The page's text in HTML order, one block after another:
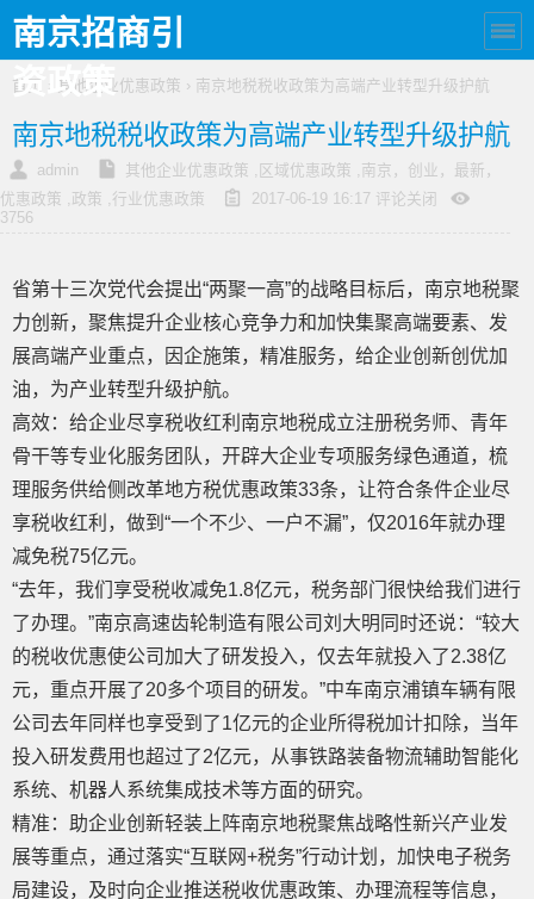
南京招商引
资政策
首页 › 其他企业优惠政策 › 南京地税税收政策为高端产业转型升级护航
南京地税税收政策为高端产业转型升级护航
admin 其他企业优惠政策 , 区域优惠政策 , 南京，创业，最新，
优惠政策 , 政策 , 行业优惠政策 2017-06-19 16:17 评论关闭
3756
省第十三次党代会提出“两聚一高”的战略目标后，南京地税聚
力创新，聚焦提升企业核心竞争力和加快集聚高端要素、发
展高端产业重点，因企施策，精准服务，给企业创新创优加
油，为产业转型升级护航。
高效：给企业尽享税收红利南京地税成立注册税务师、青年
骨干等专业化服务团队，开辟大企业专项服务绿色通道，梳
理服务供给侧改革地方税优惠政策33条，让符合条件企业尽
享税收红利，做到“一个不少、一户不漏”，仅2016年就办理
减免税75亿元。
“去年，我们享受税收减免1.8亿元，税务部门很快给我们进行
了办理。”南京高速齿轮制造有限公司刘大明同时还说：“较大
的税收优惠使公司加大了研发投入，仅去年就投入了2.38亿
元，重点开展了20多个项目的研发。”中车南京浦镇车辆有限
公司去年同样也享受到了1亿元的企业所得税加计扣除，当年
投入研发费用也超过了2亿元，从事铁路装备物流辅助智能化
系统、机器人系统集成技术等方面的研究。
精准：助企业创新轻装上阵南京地税聚焦战略性新兴产业发
展等重点，通过落实“互联网+税务”行动计划，加快电子税务
局建设，及时向企业推送税收优惠政策、办理流程等信息，